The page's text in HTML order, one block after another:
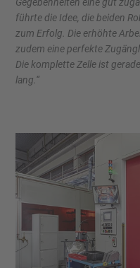
führte die Idee, die beiden
zum Erfolg. Die erhöhte
zudem eine perfekte
Die komplette Zelle ist
lang.“